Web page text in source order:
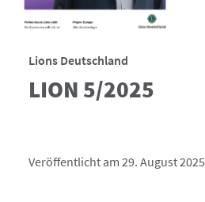
Lions Deutschland
LION 5/2025
Veröffentlicht am 29. August 2025